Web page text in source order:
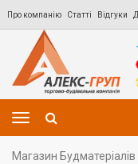
Про компанію Статті Відгуки
Магазин Будматеріалів